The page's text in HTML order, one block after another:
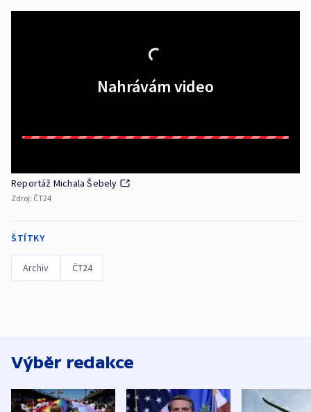
Nahrávám video
Reportáž Michala Šebely
Zdroj: ČT24
ŠTÍTKY
Archiv ČT24
Výběr redakce